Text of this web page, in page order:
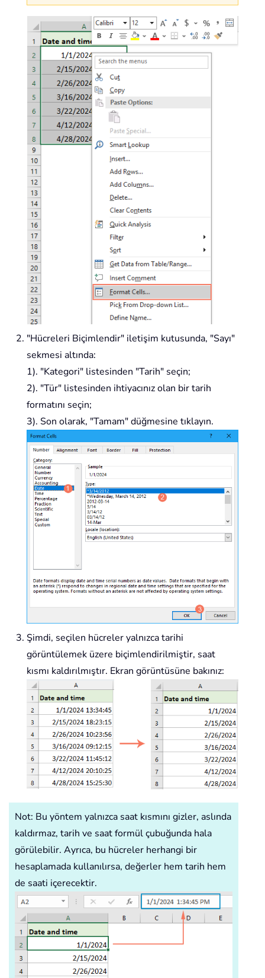
"Hücreleri Biçimlendir" iletişim kutusunda, "Sayı"
sekmesi altında:
1). "Kategori" listesinden "Tarih" seçin;
2). "Tür" listesinden ihtiyacınız olan bir tarih
formatını seçin;
3). Son olarak, "Tamam" düğmesine tıklayın.
Şimdi, seçilen hücreler yalnızca tarihi
görüntülemek üzere biçimlendirilmiştir, saat
kısmı kaldırılmıştır. Ekran görüntüsüne bakınız:
Not: Bu yöntem yalnızca saat kısmını gizler, aslında
kaldırmaz, tarih ve saat formül çubuğunda hala
görülebilir. Ayrıca, bu hücreler herhangi bir
hesaplamada kullanılırsa, değerler hem tarih hem
de saati içerecektir.